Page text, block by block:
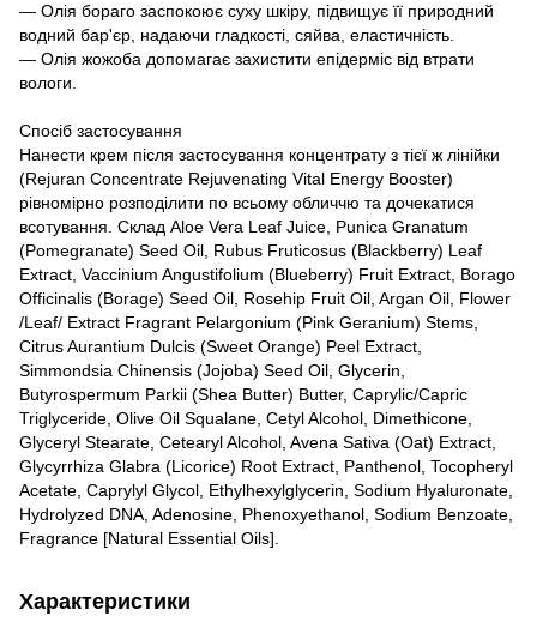
— Олія бораго заспокоює суху шкіру, підвищує її природний
водний бар'єр, надаючи гладкості, сяйва, еластичність.
— Олія жожоба допомагає захистити епідерміс від втрати
вологи.
Спосіб застосування
Нанести крем після застосування концентрату з тієї ж лінійки
(Rejuran Concentrate Rejuvenating Vital Energy Booster)
рівномірно розподілити по всьому обличчю та дочекатися
всотування. Склад Aloe Vera Leaf Juice, Punica Granatum
(Pomegranate) Seed Oil, Rubus Fruticosus (Blackberry) Leaf
Extract, Vaccinium Angustifolium (Blueberry) Fruit Extract, Borago
Officinalis (Borage) Seed Oil, Rosehip Fruit Oil, Argan Oil, Flower
/Leaf/ Extract Fragrant Pelargonium (Pink Geranium) Stems,
Citrus Aurantium Dulcis (Sweet Orange) Peel Extract,
Simmondsia Chinensis (Jojoba) Seed Oil, Glycerin,
Butyrospermum Parkii (Shea Butter) Butter, Caprylic/Capric
Triglyceride, Olive Oil Squalane, Cetyl Alcohol, Dimethicone,
Glyceryl Stearate, Cetearyl Alcohol, Avena Sativa (Oat) Extract,
Glycyrrhiza Glabra (Licorice) Root Extract, Panthenol, Tocopheryl
Acetate, Caprylyl Glycol, Ethylhexylglycerin, Sodium Hyaluronate,
Hydrolyzed DNA, Adenosine, Phenoxyethanol, Sodium Benzoate,
Fragrance [Natural Essential Oils].
Характеристики